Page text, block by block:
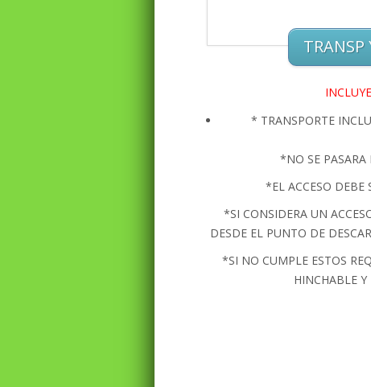
* TRANSPORTE
*NO SE PASARA
*EL ACCESO DEBE
*SI CONSIDERA UN
DESDE EL PUNTO DE
*SI NO CUMPLE ESTOS
HINCHABLE Y